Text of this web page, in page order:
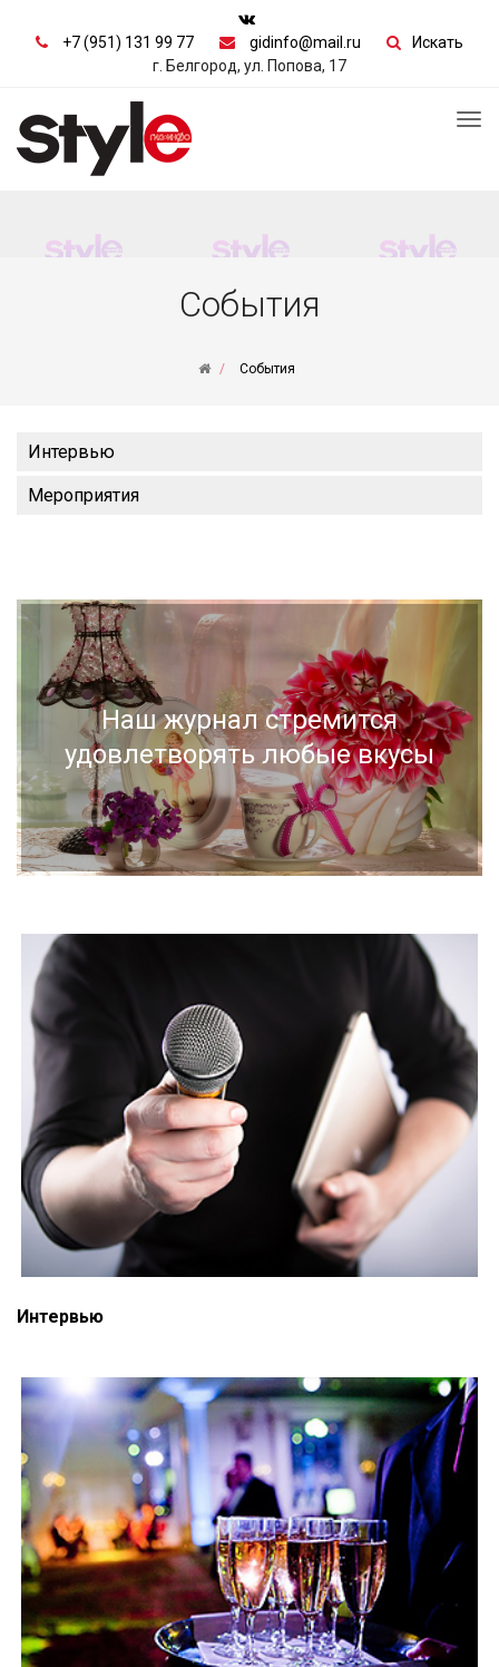
+7 (951) 131 99 77 gidinfo@mail.ru
Искать
г. Белгород, ул. Попова, 17
События
События
Интервью
Мероприятия
Наш журнал стремится
удовлетворять любые вкусы
Интервью